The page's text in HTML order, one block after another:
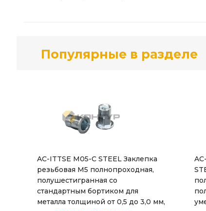
Популярные в разделе
AC-ITTSE M05-C STEEL Заклепка
резьбовая М5 полнопроходная,
полушестигранная со
стандартным бортиком для
металла толщиной от 0,5 до 3,0 мм,